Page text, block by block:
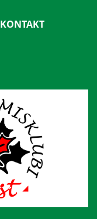
KONTAKT